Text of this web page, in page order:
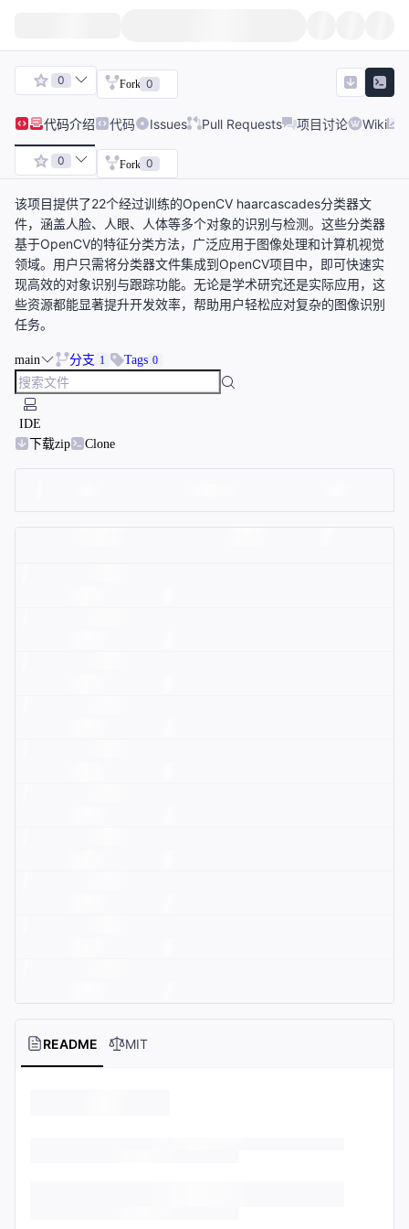
0 Fork 0
代码介绍 代码 Issues Pull Requests 项目讨论 Wiki
0 Fork 0
该项目提供了22个经过训练的OpenCV haarcascades分类器文
件，涵盖人脸、人眼、人体等多个对象的识别与检测。这些分类器
基于OpenCV的特征分类方法，广泛应用于图像处理和计算机视觉
领域。用户只需将分类器文件集成到OpenCV项目中，即可快速实
现高效的对象识别与跟踪功能。无论是学术研究还是实际应用，这
些资源都能显著提升开发效率，帮助用户轻松应对复杂的图像识别
任务。
main 分支 1 Tags 0
IDE
下载zip
Clone
README MIT